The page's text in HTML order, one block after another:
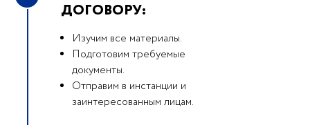
ДОГОВОРУ:
Изучим все материалы.
Подготовим требуемые
документы.
Отправим в инстанции и
заинтересованным лицам.